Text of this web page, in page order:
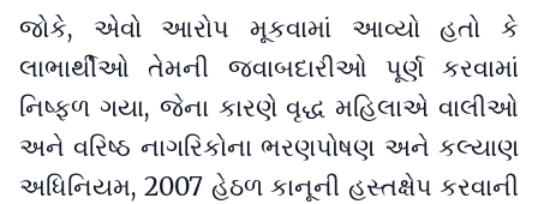
જોકે, એવો આરોપ મૂકવામાં આવ્યો હતો કે
લાભાર્થીઓ તેમની જવાબદારીઓ પૂર્ણ કરવામાં
નિષ્ફળ ગયા, જેના કારણે વૃદ્ધ મહિલાએ વાલીઓ
અને વરિષ્ઠ નાગરિકોના ભરણપોષણ અને કલ્યાણ
અધિનિયમ, 2007 હેઠળ કાનૂની હસ્તક્ષેપ કરવાની